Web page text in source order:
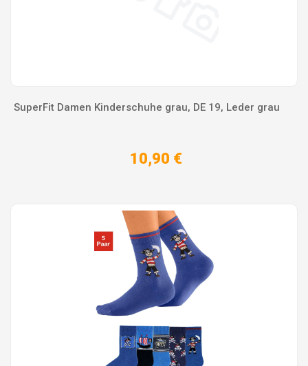
SuperFit Damen Kinderschuhe grau, DE 19, Leder grau
10,90 €